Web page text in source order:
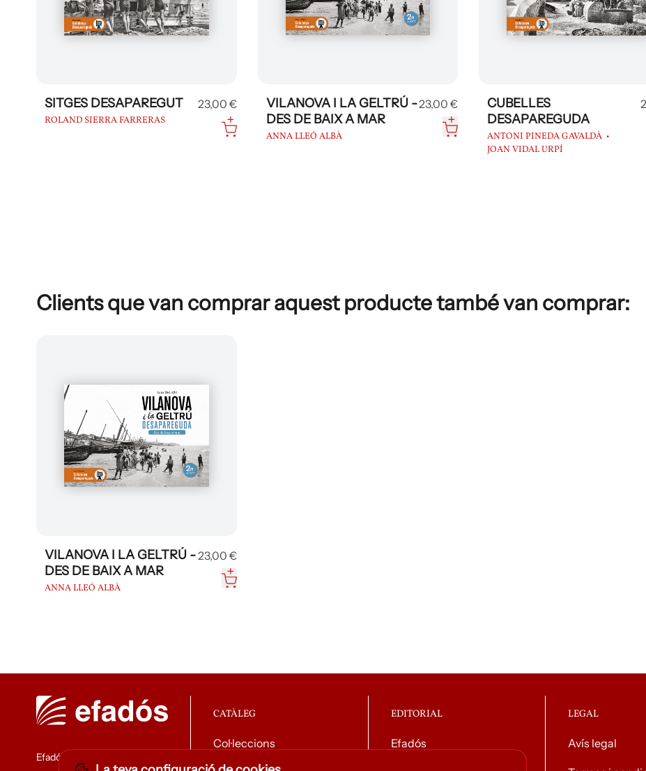
SITGES DESAPAREGUT
ROLAND SIERRA FARRERAS
23,00 €
VILANOVA I LA GELTRÚ -
DES DE BAIX A MAR
ANNA LLEÓ ALBÀ
23,00 €
CUBELLES
DESAPAREGUDA
ANTONI PINEDA GAVALDÀ
JOAN VIDAL URPÍ
Clients que van comprar aquest producte també van comprar:
VILANOVA I LA GELTRÚ -
DES DE BAIX A MAR
ANNA LLEÓ ALBÀ
23,00 €
Efadós
CATÀLEG
Col·leccions
EDITORIAL
Efadós
LEGAL
Avís legal